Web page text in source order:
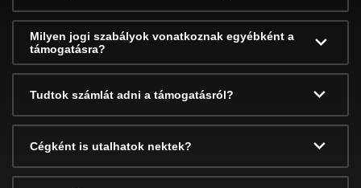
Milyen jogi szabályok vonatkoznak egyébként a
támogatásra?
Tudtok számlát adni a támogatásról?
Cégként is utalhatok nektek?